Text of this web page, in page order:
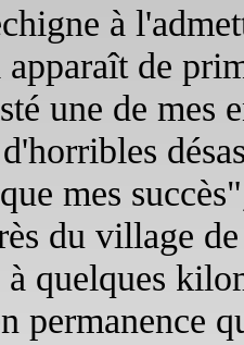
à
de
une de mes
mes
du village
quelques
permanence